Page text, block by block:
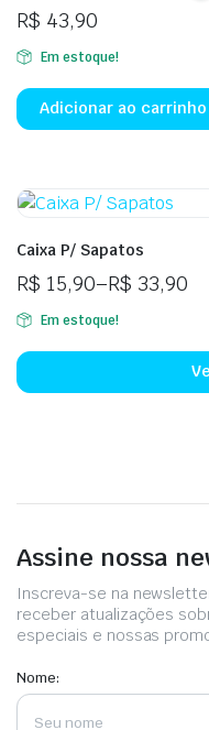
R$ 43,90
Em estoque!
Adicionar ao carrinho
Caixa P/ Sapatos
R$ 15,90–R$ 33,90
Em estoque!
Assine nossa
Inscreva-se na
receber atualizações
especiais e nossas
Nome: